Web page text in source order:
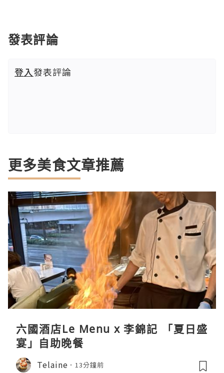
發表評論
登入發表評論
更多美食文章推薦
六國酒店Le Menu x 李錦記 「夏日盛
宴」自助晚餐
Telaine 13分鐘前